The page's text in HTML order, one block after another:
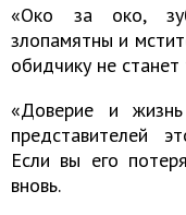
«Око за око,
злопамятны и
обидчику не
«Доверие и
представителей
Если вы его
вновь.